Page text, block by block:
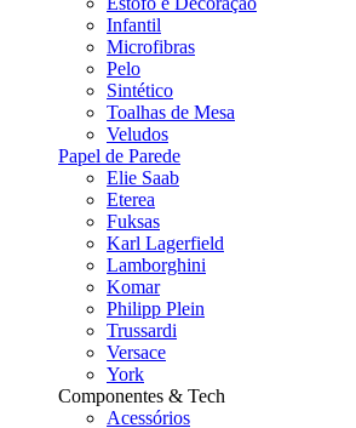
Infantil
Microfibras
Pelo
Sintético
Toalhas de Mesa
Veludos
Papel de Parede
Elie Saab
Eterea
Fuksas
Karl Lagerfield
Lamborghini
Komar
Philipp Plein
Trussardi
Versace
York
Componentes & Tech
Acessórios